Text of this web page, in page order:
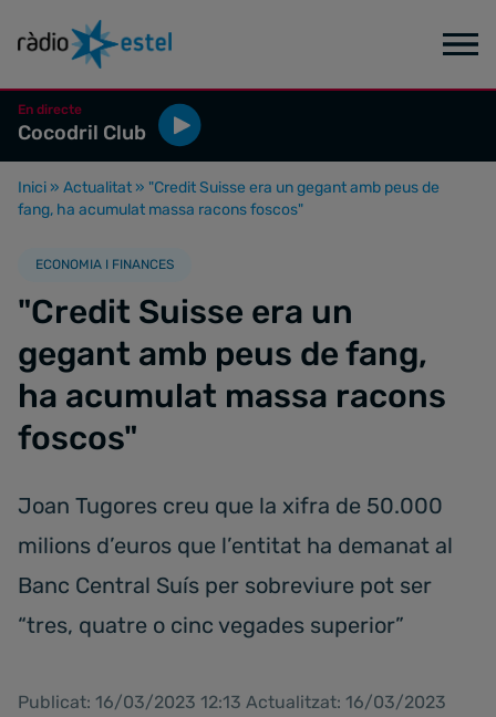
En directe
Cocodril Club
Inici » Actualitat » "Credit Suisse era un gegant amb peus de
fang, ha acumulat massa racons foscos"
ECONOMIA I FINANCES
"Credit Suisse era un
gegant amb peus de fang,
ha acumulat massa racons
foscos"
Joan Tugores creu que la xifra de 50.000
milions d’euros que l’entitat ha demanat al
Banc Central Suís per sobreviure pot ser
“tres, quatre o cinc vegades superior”
Publicat: 16/03/2023 12:13 Actualitzat: 16/03/2023